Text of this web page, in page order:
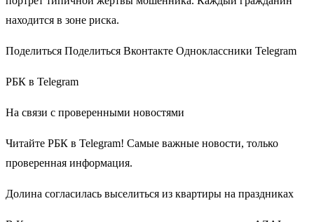
находится в зоне риска.
Поделиться Поделиться Вконтакте Одноклассники Telegram
РБК в Telegram
На связи с проверенными новостями
Читайте РБК в Telegram! Самые важные новости, только
проверенная информация.
Долина согласилась выселиться из квартиры на праздниках